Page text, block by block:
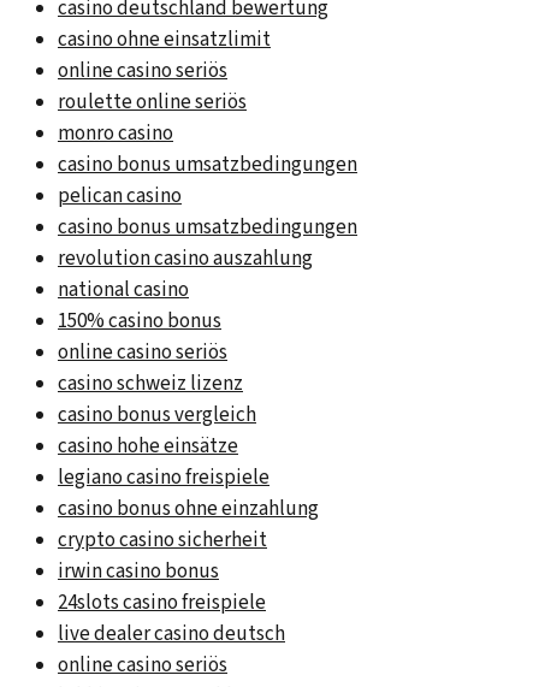
casino deutschland bewertung
casino ohne einsatzlimit
online casino seriös
roulette online seriös
monro casino
casino bonus umsatzbedingungen
pelican casino
casino bonus umsatzbedingungen
revolution casino auszahlung
national casino
150% casino bonus
online casino seriös
casino schweiz lizenz
casino bonus vergleich
casino hohe einsätze
legiano casino freispiele
casino bonus ohne einzahlung
crypto casino sicherheit
irwin casino bonus
24slots casino freispiele
live dealer casino deutsch
online casino seriös